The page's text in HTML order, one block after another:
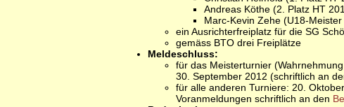
Andreas Köthe (2. Platz HT
Marc-Kevin Zehe (U18-Meister
ein Ausrichterfreiplatz für die SG
gemäss BTO drei Freiplätze
Meldeschluss:
für das Meisterturnier
30. September 2012 (schriftlich an
für alle anderen Turniere: 20.
Voranmeldungen schriftlich an den